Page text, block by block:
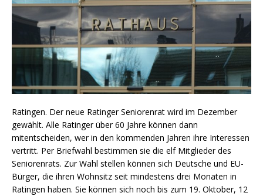
Ratingen. Der neue Ratinger Seniorenrat wird im Dezember
gewählt. Alle Ratinger über 60 Jahre können dann
mitentscheiden, wer in den kommenden Jahren ihre Interessen
vertritt. Per Briefwahl bestimmen sie die elf Mitglieder des
Seniorenrats. Zur Wahl stellen können sich Deutsche und EU-
Bürger, die ihren Wohnsitz seit mindestens drei Monaten in
Ratingen haben. Sie können sich noch bis zum 19. Oktober, 12